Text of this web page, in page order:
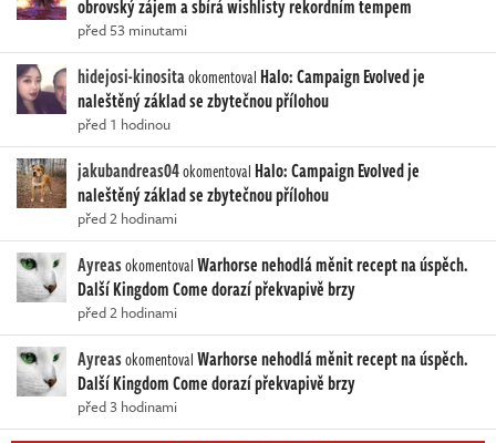
obrovský zájem a sbírá wishlisty rekordním tempem
před 53 minutami
hidejosi-kinositaokomentoval Halo: Campaign Evolved je
naleštěný základ se zbytečnou přílohou
před 1 hodinou
jakubandreas04okomentoval Halo: Campaign Evolved je
naleštěný základ se zbytečnou přílohou
před 2 hodinami
AyreasokomentovalWarhorse nehodlá měnit recept na úspěch.
Další Kingdom Come dorazí překvapivě brzy
před 2 hodinami
AyreasokomentovalWarhorse nehodlá měnit recept na úspěch.
Další Kingdom Come dorazí překvapivě brzy
před 3 hodinami